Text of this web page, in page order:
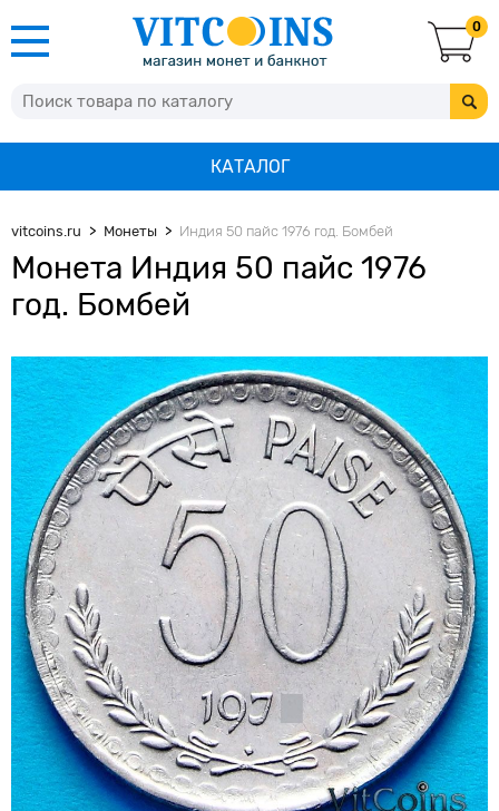
0
КАТАЛОГ
vitcoins.ru Монеты Индия 50 пайс 1976 год. Бомбей
Монета Индия 50 пайс 1976
год. Бомбей